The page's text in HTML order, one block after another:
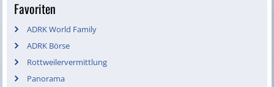
Favoriten
ADRK World Family
ADRK Börse
Rottweilervermittlung
Panorama